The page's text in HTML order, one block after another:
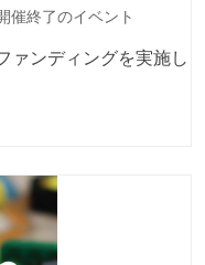
催終了のイベント
ァンディングを実施し